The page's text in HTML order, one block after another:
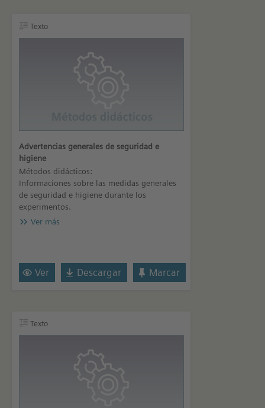
Texto
Advertencias generales de seguridad e
higiene
Métodos didácticos:
Informaciones sobre las medidas generales
de seguridad e higiene durante los
experimentos.
Ver más
Ver Descargar Marcar
Texto